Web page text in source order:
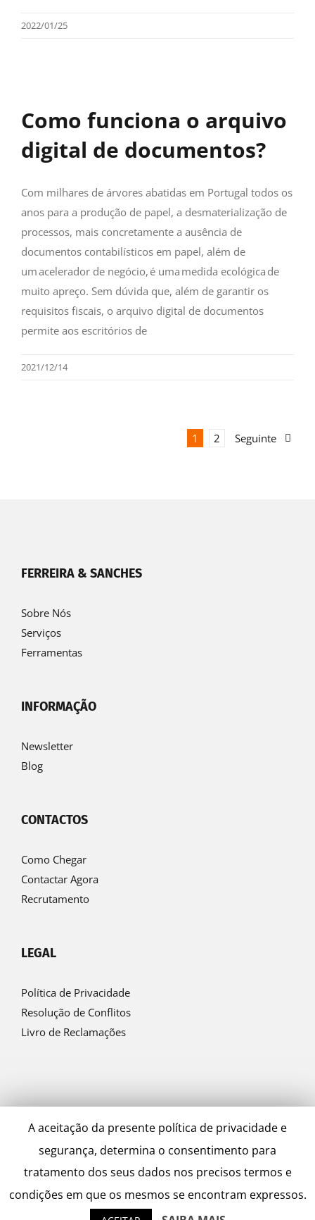
2022/01/25
Como funciona o arquivo
digital de documentos?
Com milhares de árvores abatidas em Portugal todos os
anos para a produção de papel, a desmaterialização de
processos, mais concretamente a ausência de
documentos contabilísticos em papel, além de
um acelerador de negócio, é uma medida ecológica de
muito apreço. Sem dúvida que, além de garantir os
requisitos fiscais, o arquivo digital de documentos
permite aos escritórios de
2021/12/14
1 2 Seguinte
FERREIRA & SANCHES
Sobre Nós
Serviços
Ferramentas
INFORMAÇÃO
Newsletter
Blog
CONTACTOS
Como Chegar
Contactar Agora
Recrutamento
LEGAL
Política de Privacidade
Resolução de Conflitos
Livro de Reclamações
© Ferreira & Sanches 2022 | by Alfaiataria Digital
FacebookLinkedInYouTube
A aceitação da presente política de privacidade e
segurança, determina o consentimento para
tratamento dos seus dados nos precisos termos e
condições em que os mesmos se encontram expressos.